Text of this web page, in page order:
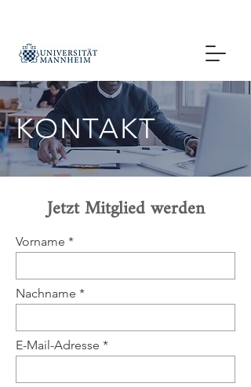
KONTAKT
Jetzt Mitglied werden
Vorname
Nachname
E-Mail-Adresse